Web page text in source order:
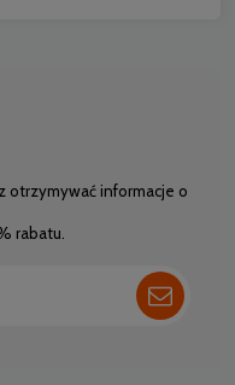
otrzymywać informacje o
rabatu.